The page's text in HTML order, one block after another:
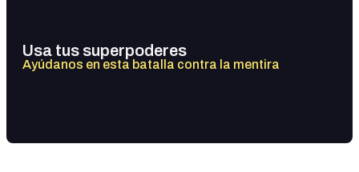
Usa tus superpoderes
Ayúdanos en esta batalla contra la mentira